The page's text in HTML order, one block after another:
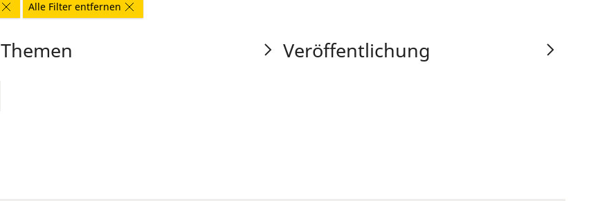
Alle Filter entfernen
Themen Veröffentlichung